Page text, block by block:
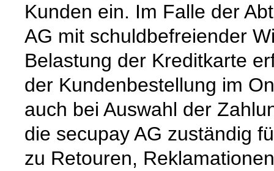
Kunden ein. Im Falle der
AG mit schuldbefreiender
Belastung der Kreditkarte
der Kundenbestellung im
auch bei Auswahl der
die secupay AG zuständig
zu Retouren,